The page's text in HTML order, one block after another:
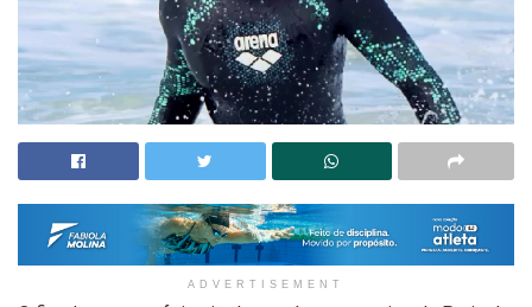
ADVERTISEMENT